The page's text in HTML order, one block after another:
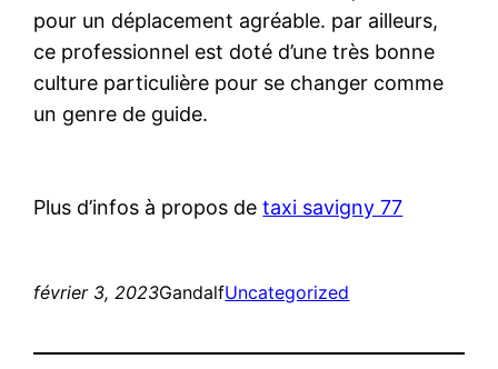
pour un déplacement agréable. par ailleurs,
ce professionnel est doté d’une très bonne
culture particulière pour se changer comme
un genre de guide.
Plus d’infos à propos detaxi savigny 77
février 3, 2023GandalfUncategorized